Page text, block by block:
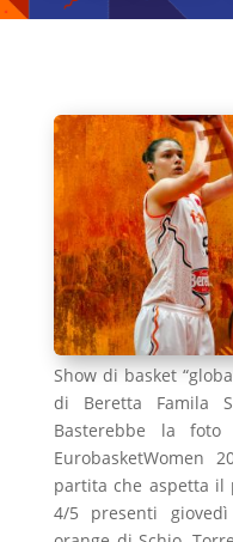
Show di basket
di Beretta Famila
Basterebbe la
EurobasketWomen
partita che aspetta il
4/5 presenti